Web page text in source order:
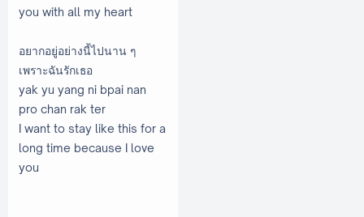
you with all my heart
อยากอยู่อย่างนี้ไปนาน ๆ
เพราะฉันรักเธอ
yak yu yang ni bpai nan
pro chan rak ter
I want to stay like this for a
long time because I love
you